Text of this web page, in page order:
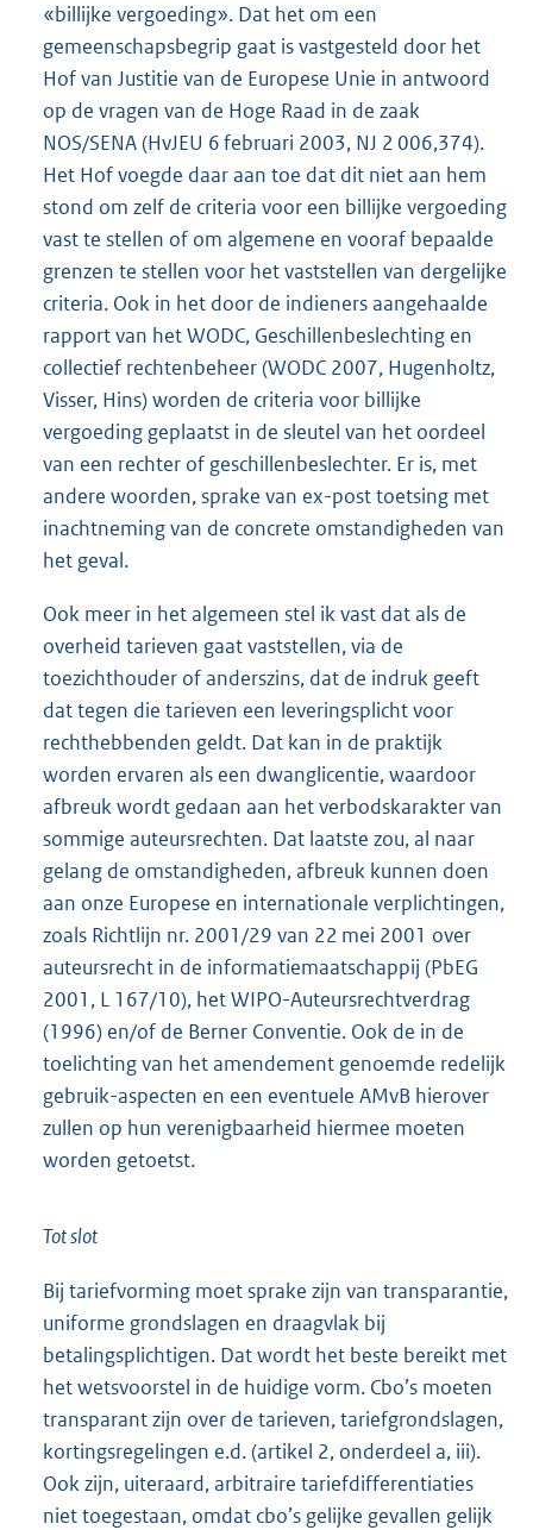
«billijke vergoeding». Dat het om een
gemeenschapsbegrip gaat is vastgesteld door het
Hof van Justitie van de Europese Unie in antwoord
op de vragen van de Hoge Raad in de zaak
NOS/SENA (HvJEU 6 februari 2003, NJ 2 006,374).
Het Hof voegde daar aan toe dat dit niet aan hem
stond om zelf de criteria voor een billijke vergoeding
vast te stellen of om algemene en vooraf bepaalde
grenzen te stellen voor het vaststellen van dergelijke
criteria. Ook in het door de indieners aangehaalde
rapport van het WODC, Geschillenbeslechting en
collectief rechtenbeheer (WODC 2007, Hugenholtz,
Visser, Hins) worden de criteria voor billijke
vergoeding geplaatst in de sleutel van het oordeel
van een rechter of geschillenbeslechter. Er is, met
andere woorden, sprake van ex-post toetsing met
inachtneming van de concrete omstandigheden van
het geval.
Ook meer in het algemeen stel ik vast dat als de
overheid tarieven gaat vaststellen, via de
toezichthouder of anderszins, dat de indruk geeft
dat tegen die tarieven een leveringsplicht voor
rechthebbenden geldt. Dat kan in de praktijk
worden ervaren als een dwanglicentie, waardoor
afbreuk wordt gedaan aan het verbodskarakter van
sommige auteursrechten. Dat laatste zou, al naar
gelang de omstandigheden, afbreuk kunnen doen
aan onze Europese en internationale verplichtingen,
zoals Richtlijn nr. 2001/29 van 22 mei 2001 over
auteursrecht in de informatiemaatschappij (PbEG
2001, L 167/10), het WIPO-Auteursrechtverdrag
(1996) en/of de Berner Conventie. Ook de in de
toelichting van het amendement genoemde redelijk
gebruik-aspecten en een eventuele AMvB hierover
zullen op hun verenigbaarheid hiermee moeten
worden getoetst.
Tot slot
Bij tariefvorming moet sprake zijn van transparantie,
uniforme grondslagen en draagvlak bij
betalingsplichtigen. Dat wordt het beste bereikt met
het wetsvoorstel in de huidige vorm. Cbo’s moeten
transparant zijn over de tarieven, tariefgrondslagen,
kortingsregelingen e.d. (artikel 2, onderdeel a, iii).
Ook zijn, uiteraard, arbitraire tariefdifferentiaties
niet toegestaan, omdat cbo’s gelijke gevallen gelijk